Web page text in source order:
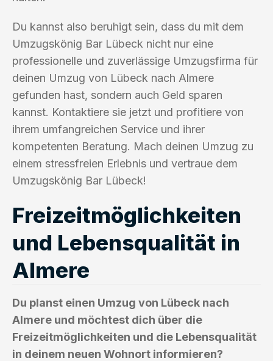
Du kannst also beruhigt sein, dass du mit dem
Umzugskönig Bar Lübeck nicht nur eine
professionelle und zuverlässige Umzugsfirma für
deinen Umzug von Lübeck nach Almere
gefunden hast, sondern auch Geld sparen
kannst. Kontaktiere sie jetzt und profitiere von
ihrem umfangreichen Service und ihrer
kompetenten Beratung. Mach deinen Umzug zu
einem stressfreien Erlebnis und vertraue dem
Umzugskönig Bar Lübeck!
Freizeitmöglichkeiten
und Lebensqualität in
Almere
Du planst einen Umzug von Lübeck nach
Almere und möchtest dich über die
Freizeitmöglichkeiten und die Lebensqualität
in deinem neuen Wohnort informieren?